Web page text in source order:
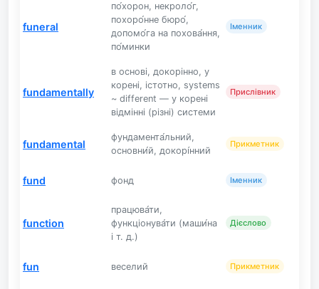
funeral
по́хорон, некроло́г,
похоро́нне бюро́,
допомо́га на похова́ння,
по́минки
Іменник
fundamentally
в основі, докорінно, у
корені, істотно, systems
~ different — у корені
відмінні (різні) системи
Прислівник
fundamental
фундамента́льний,
основни́й, докорі́нний
Прикметник
fund фонд Іменник
function
працюва́ти,
функціонува́ти (маши́на
і т. д.)
Дієслово
fun веселий Прикметник